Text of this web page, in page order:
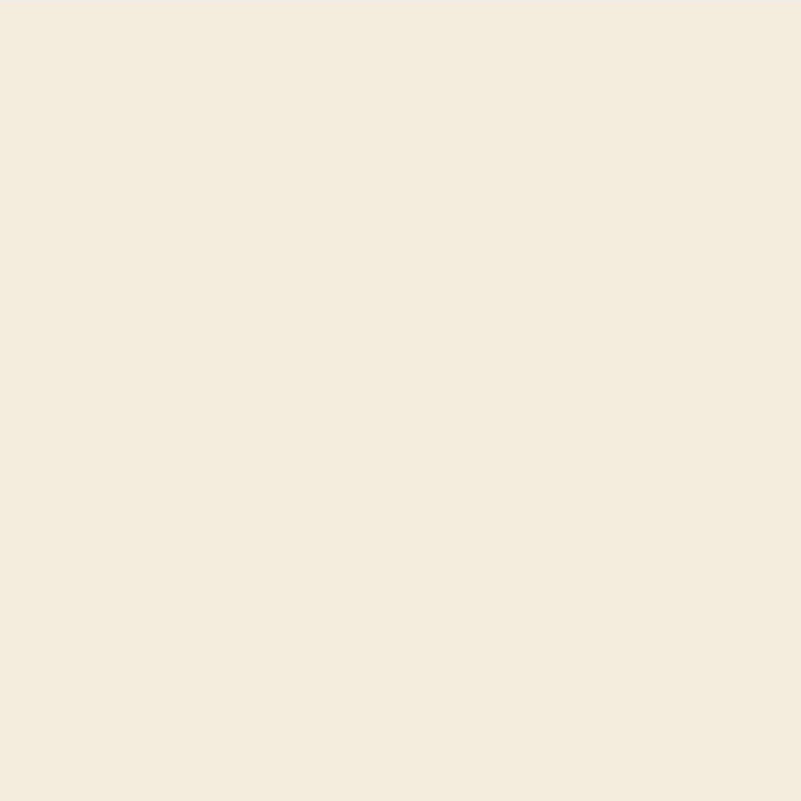
och mycket annat hoppas vi på. Samling på p-plats vid Korshamn, Morups tånge, kl. 09.00. Samåkning (för alla som kan) i bilar från p-
avfart 52. Efter 6 km tag höger mot Olofsbo och fortsätt därefter rakt fram. Ledare: Calle Hagman (070-217 58 87). Begränsat